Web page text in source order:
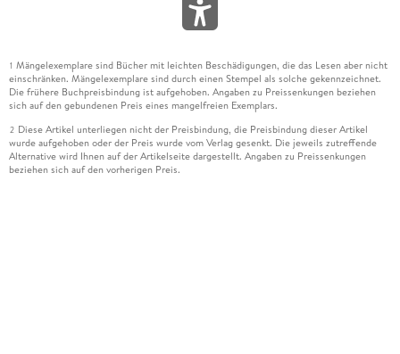
1 Mängelexemplare sind Bücher mit leichten Beschädigungen, die das Lesen aber nicht
einschränken. Mängelexemplare sind durch einen Stempel als solche gekennzeichnet.
Die frühere Buchpreisbindung ist aufgehoben. Angaben zu Preissenkungen beziehen
sich auf den gebundenen Preis eines mangelfreien Exemplars.
2 Diese Artikel unterliegen nicht der Preisbindung, die Preisbindung dieser Artikel
wurde aufgehoben oder der Preis wurde vom Verlag gesenkt. Die jeweils zutreffende
Alternative wird Ihnen auf der Artikelseite dargestellt. Angaben zu Preissenkungen
beziehen sich auf den vorherigen Preis.